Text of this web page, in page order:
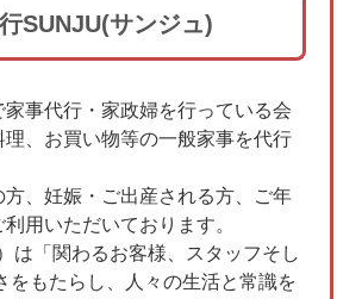
SUNJU(サンジュ)
事代行・家政婦を行っている会
、お買い物等の一般家事を代行
、妊娠・ご出産される方、ご年
用いただいております。
は「関わるお客様、スタッフそし
をもたらし、人々の生活と常識を